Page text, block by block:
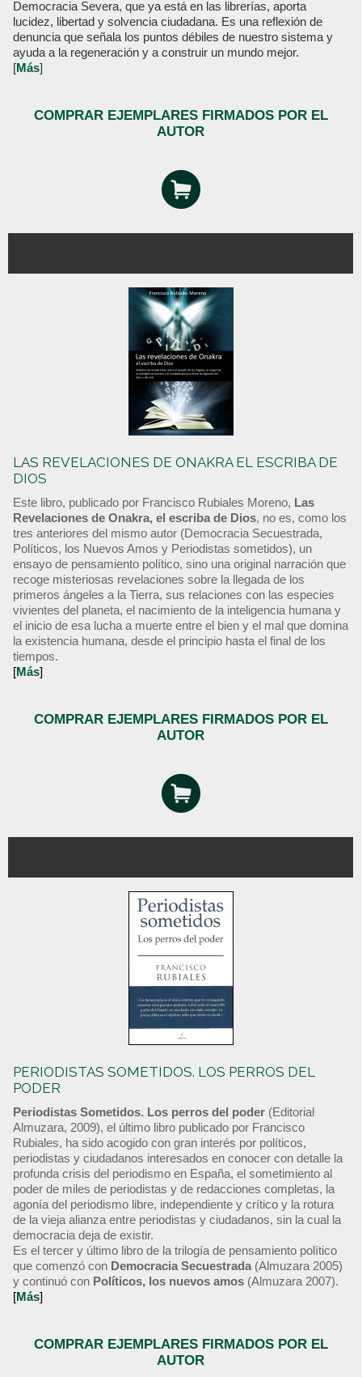
Democracia Severa, que ya está en las librerías, aporta
lucidez, libertad y solvencia ciudadana. Es una reflexión de
denuncia que señala los puntos débiles de nuestro sistema y
ayuda a la regeneración y a construir un mundo mejor.
[Más]
COMPRAR EJEMPLARES FIRMADOS POR EL
AUTOR
LAS REVELACIONES DE ONAKRA EL ESCRIBA DE
DIOS
Este libro, publicado por Francisco Rubiales Moreno, Las
Revelaciones de Onakra, el escriba de Dios, no es, como los
tres anteriores del mismo autor (Democracia Secuestrada,
Políticos, los Nuevos Amos y Periodistas sometidos), un
ensayo de pensamiento político, sino una original narración que
recoge misteriosas revelaciones sobre la llegada de los
primeros ángeles a la Tierra, sus relaciones con las especies
vivientes del planeta, el nacimiento de la inteligencia humana y
el inicio de esa lucha a muerte entre el bien y el mal que domina
la existencia humana, desde el principio hasta el final de los
tiempos.
[Más]
COMPRAR EJEMPLARES FIRMADOS POR EL
AUTOR
PERIODISTAS SOMETIDOS. LOS PERROS DEL
PODER
Periodistas Sometidos. Los perros del poder (Editorial
Almuzara, 2009), el último libro publicado por Francisco
Rubiales, ha sido acogido con gran interés por políticos,
periodistas y ciudadanos interesados en conocer con detalle la
profunda crisis del periodismo en España, el sometimiento al
poder de miles de periodistas y de redacciones completas, la
agonía del periodismo libre, independiente y crítico y la rotura
de la vieja alianza entre periodistas y ciudadanos, sin la cual la
democracia deja de existir.
Es el tercer y último libro de la trilogía de pensamiento político
que comenzó con Democracia Secuestrada (Almuzara 2005)
y continuó con Políticos, los nuevos amos (Almuzara 2007).
[Más]
COMPRAR EJEMPLARES FIRMADOS POR EL
AUTOR